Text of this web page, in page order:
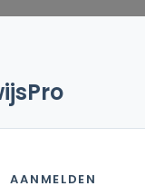
AANMELDEN